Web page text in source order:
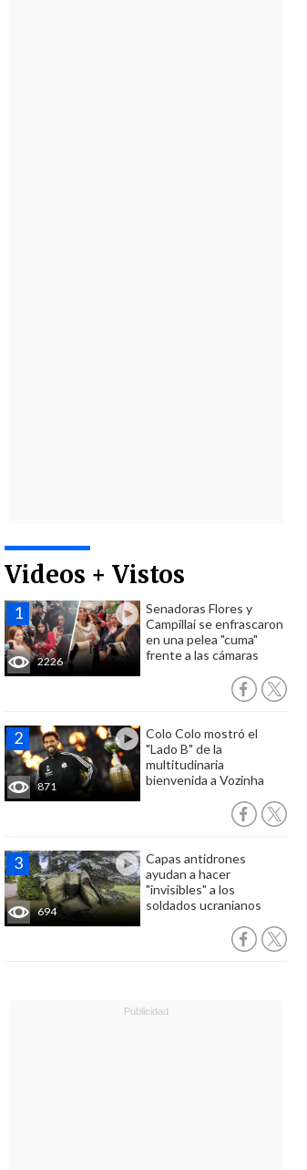
Videos + Vistos
2226
Senadoras Flores y
Campillai se enfrascaron
en una pelea "cuma"
frente a las cámaras
871
Colo Colo mostró el
"Lado B" de la
multitudinaria
bienvenida a Vozinha
694
Capas antidrones
ayudan a hacer
"invisibles" a los
soldados ucranianos